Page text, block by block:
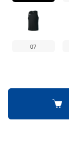
07